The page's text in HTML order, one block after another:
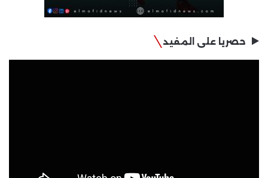
حصريا على المفيد